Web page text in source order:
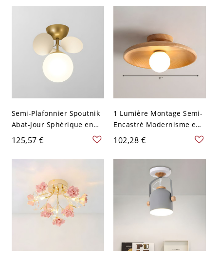
V 30,48 cm Blanc
Semi-Plafonnier Spoutnik
Abat-Jour Sphérique en
Verre Lampe Semi-
Encastrée Style Moderne -
Blanc 110 V-120 V 1
125,57 €
1 Lumière Montage Semi-
Encastré Modernisme en
Forme de Disque en Bois
Semi-Plafonnier pour
Cuisine - 110 V-120 V Bois
102,28 €